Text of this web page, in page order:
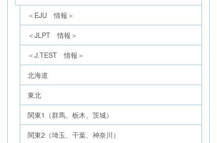
＜EJU 情報＞
＜JLPT 情報＞
＜J.TEST 情報＞
北海道
東北
関東1（群馬、栃木、茨城）
関東2（埼玉、千葉、神奈川）